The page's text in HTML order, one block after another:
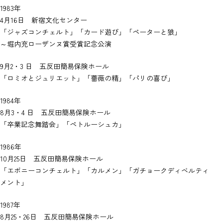
1983年
4月16日 新宿文化センター
「ジャズコンチェルト」「カード遊び」「ペーターと狼」
～堀内充ローザンヌ賞受賞記念公演
9月2・3 日 五反田簡易保険ホール
「ロミオとジュリエット」「薔薇の精」「パリの喜び」
1984年
8月3・4 日 五反田簡易保険ホール
「卒業記念舞踏会」「ペトルーシュカ」
1986年
10月25日 五反田簡易保険ホール
「エボニーコンチェルト」「カルメン」「ガチョークディベルティ
メント」
1987年
8月25・26日 五反田簡易保険ホール